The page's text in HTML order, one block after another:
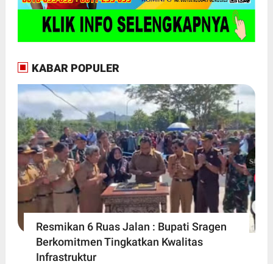
KABAR POPULER
Resmikan 6 Ruas Jalan : Bupati Sragen
Berkomitmen Tingkatkan Kwalitas
Infrastruktur